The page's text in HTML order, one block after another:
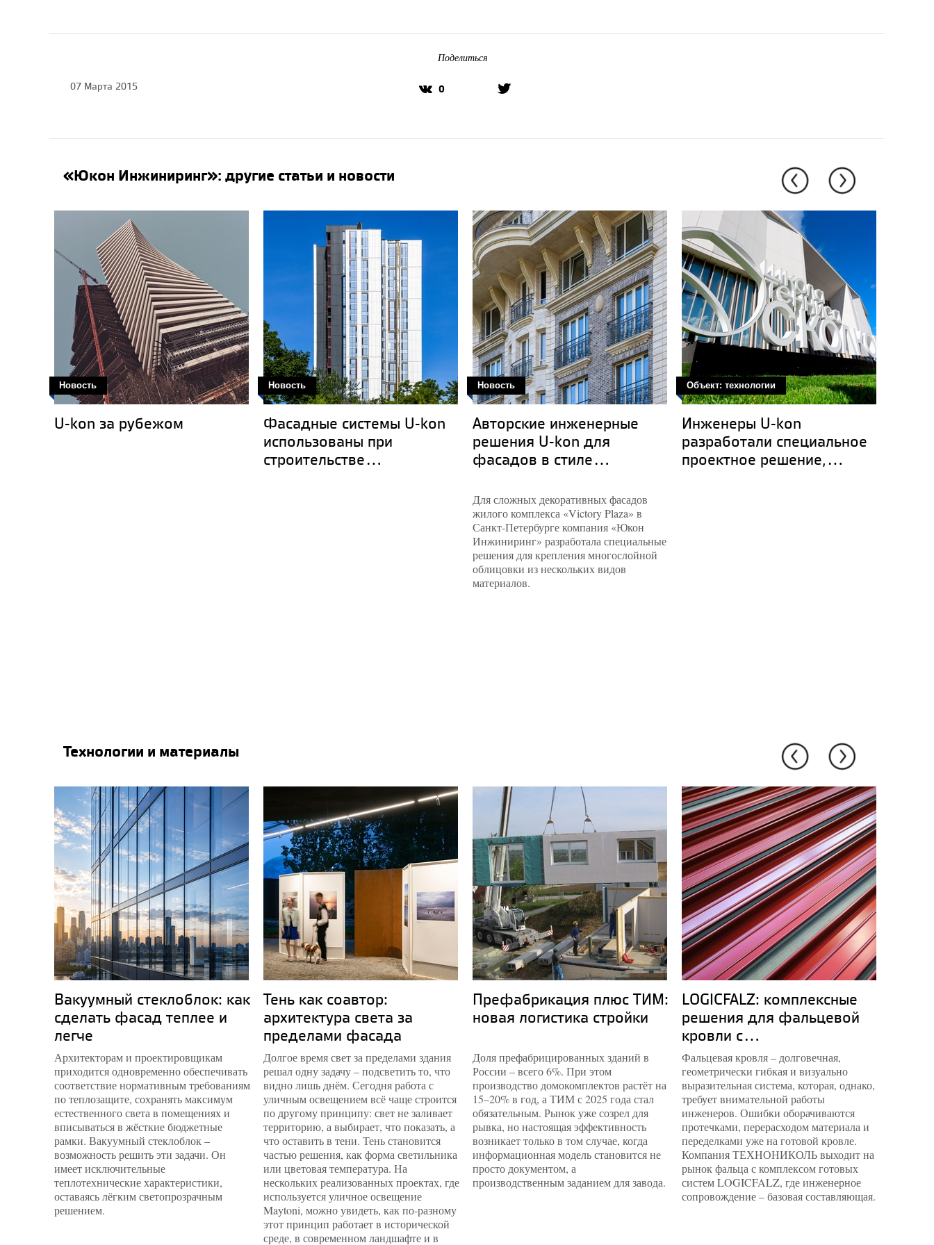
07 Марта 2015
Поделиться
0
«Юкон Инжиниринг»: другие статьи и новости
Новость
U-kon за рубежом
Новость
Фасадные системы U-kon
использованы при
строительстве...
Новость
Авторские инженерные
решения U-kon для
фасадов в стиле...
Для сложных декоративных фасадов
жилого комплекса «Victory Plaza» в
Санкт-Петербурге компания «Юкон
Инжиниринг» разработала специальные
решения для крепления многослойной
облицовки из нескольких видов
материалов.
Объект: технологии
Инженеры U-kon
разработали специальное
проектное решение,...
Технологии и материалы
Вакуумный стеклоблок: как
сделать фасад теплее и
легче
Архитекторам и проектировщикам
приходится одновременно обеспечивать
соответствие нормативным требованиям
по теплозащите, сохранять максимум
естественного света в помещениях и
вписываться в жёсткие бюджетные
рамки. Вакуумный стеклоблок –
возможность решить эти задачи. Он
имеет исключительные
теплотехнические характеристики,
оставаясь лёгким светопрозрачным
решением.
Тень как соавтор:
архитектура света за
пределами фасада
Долгое время свет за пределами здания
решал одну задачу – подсветить то, что
видно лишь днём. Сегодня работа с
уличным освещением всё чаще строится
по другому принципу: свет не заливает
территорию, а выбирает, что показать, а
что оставить в тени. Тень становится
частью решения, как форма светильника
или цветовая температура. На
нескольких реализованных проектах, где
используется уличное освещение
Maytoni, можно увидеть, как по-разному
этот принцип работает в исторической
среде, в современном ландшафте и в
Префабрикация плюс ТИМ:
новая логистика стройки
Доля префабрицированных зданий в
России – всего 6%. При этом
производство домокомплектов растёт на
15–20% в год, а ТИМ с 2025 года стал
обязательным. Рынок уже созрел для
рывка, но настоящая эффективность
возникает только в том случае, когда
информационная модель становится не
просто документом, а
производственным заданием для завода.
LOGICFALZ: комплексные
решения для фальцевой
кровли с...
Фальцевая кровля – долговечная,
геометрически гибкая и визуально
выразительная система, которая, однако,
требует внимательной работы
инженеров. Ошибки оборачиваются
протечками, перерасходом материала и
переделками уже на готовой кровле.
Компания ТЕХНОНИКОЛЬ выходит на
рынок фальца с комплексом готовых
систем LOGICFALZ, где инженерное
сопровождение – базовая составляющая.